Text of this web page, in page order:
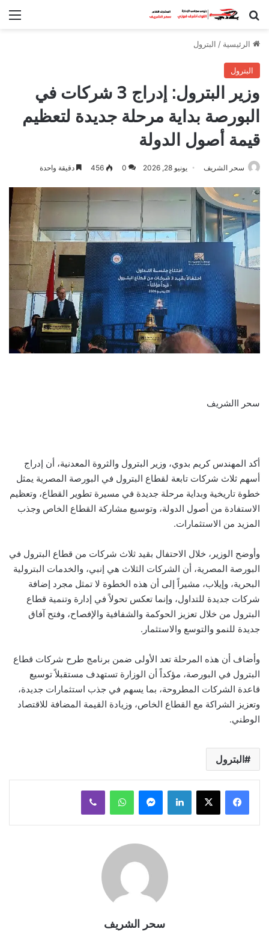
بحث عن
الرئيسية / البترول
البترول
وزير البترول: إدراج 3 شركات في
البورصة بداية مرحلة جديدة لتعظيم
قيمة أصول الدولة
سحر الشريف يونيو 28, 2026 0
456 دقيقة واحدة
سحر االشريف
أكد المهندس كريم بدوي، وزير البترول والثروة المعدنية، أن إدراج
أسهم ثلاث شركات تابعة لقطاع البترول في البورصة المصرية يمثل
خطوة تاريخية وبداية مرحلة جديدة في مسيرة تطوير القطاع، وتعظيم
الاستفادة من أصول الدولة، وتوسيع مشاركة القطاع الخاص وجذب
المزيد من الاستثمارات.
وأوضح الوزير، خلال الاحتفال بقيد ثلاث شركات من قطاع البترول في
البورصة المصرية، أن الشركات الثلاث هي إنبي، والخدمات البترولية
البحرية، وإيلاب، مشيراً إلى أن هذه الخطوة لا تمثل مجرد إضافة
شركات جديدة للتداول، وإنما تعكس تحولاً في إدارة وتنمية قطاع
البترول من خلال تعزيز الحوكمة والشفافية والإفصاح، وفتح آفاق
جديدة للنمو والتوسع والاستثمار.
وأضاف أن هذه المرحلة تعد الأولى ضمن برنامج طرح شركات قطاع
البترول في البورصة، مؤكداً أن الوزارة تستهدف مستقبلاً توسيع
قاعدة الشركات المطروحة، بما يسهم في جذب استثمارات جديدة،
وتعزيز الشراكة مع القطاع الخاص، وزيادة القيمة المضافة للاقتصاد
الوطني.
البترول
لينكدإن ماسنجر واتساب ڤايبر
سحر الشريف